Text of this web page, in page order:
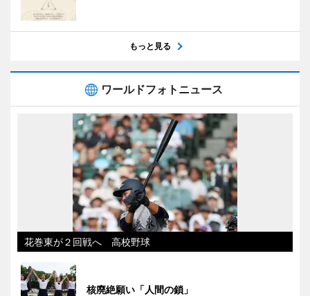
もっと見る
ワールドフォトニュース
花巻東が２回戦へ 高校野球
核廃絶願い「人間の鎖」